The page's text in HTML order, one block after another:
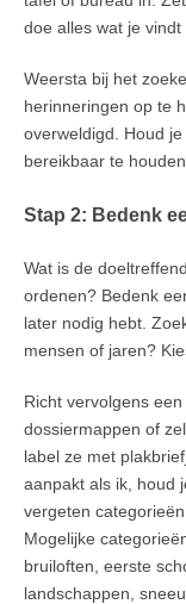
doe alles wat je vindt
Weersta bij het
herinneringen op te
overweldigd. Houd
bereikbaar te
Stap 2: Bedenk
Wat is de
ordenen? Bedenk
later nodig hebt.
mensen of jaren?
Richt vervolgens
dossiermappen of
label ze met
aanpakt als ik, houd
vergeten
Mogelijke
bruiloften, eerste
landschappen,